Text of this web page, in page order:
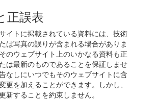
正誤表
イトに掲載されている資料には、技術
は写真の誤りが含まれる場合がありま
のウェブサイト上のいかなる資料も正
は最新のものであることを保証しませ
なしにいつでもそのウェブサイトに含
更を加えることができます。しかし、
新することを約束しません。